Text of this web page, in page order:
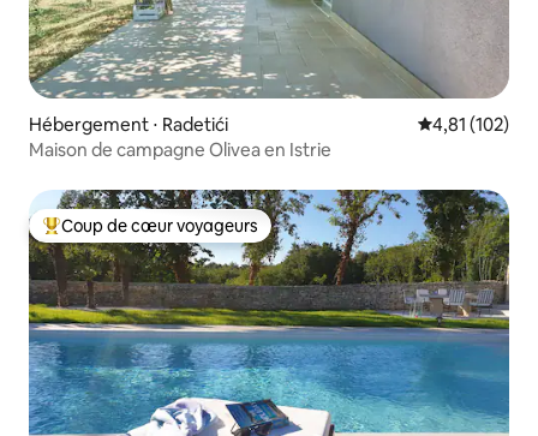
Hébergement ⋅ Radetići Évaluation
4,81 (102)
Maison de campagne Olivea en Istrie
Coups de cœur voyageurs les plus appréciés
Coup de cœur voyageurs